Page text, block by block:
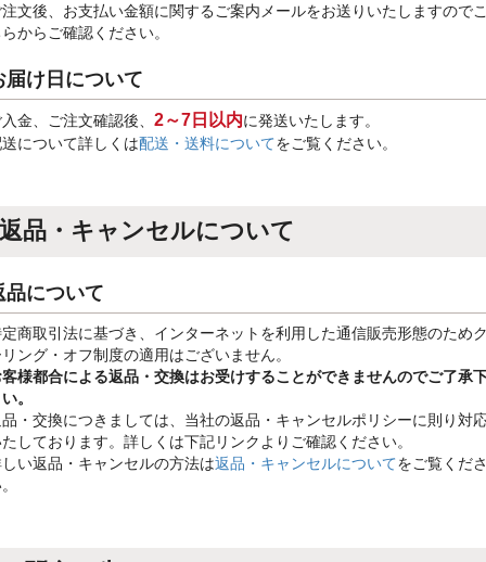
文後、お支払い金額に関するご案内メールをお送りいたしますので
からご確認ください。
届け日について
金、ご注文確認後、 2～7日以内に発送いたします。
について詳しくは配送・送料についてをご覧ください。
返品・キャンセルについて
品について
商取引法に基づき、インターネットを利用した通信販売形態のため
ング・オフ制度の適用はございません。
様都合による返品・交換はお受けすることができませんのでご了承
。
・交換につきましては、当社の返品・キャンセルポリシーに則り対
しております。詳しくは下記リンクよりご確認ください。
い返品・キャンセルの方法は返品・キャンセルについてをご覧くだ